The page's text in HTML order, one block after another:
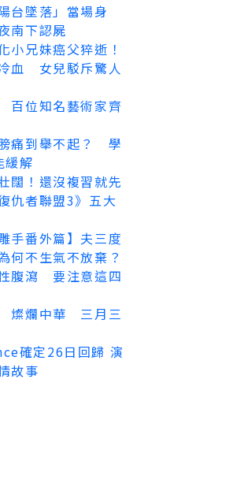
台墜落」當場身
南下認屍
小兄妹癌父猝逝！
血 女兒駁斥驚人
百位知名藝術家齊
痛到舉不起？ 學
緩解
闊！還沒複習就先
仇者聯盟3》五大
手番外篇】夫三度
不生氣不放棄？
腹瀉 要注意這四
燦爛中華 三月三
確定26日回歸 演
故事